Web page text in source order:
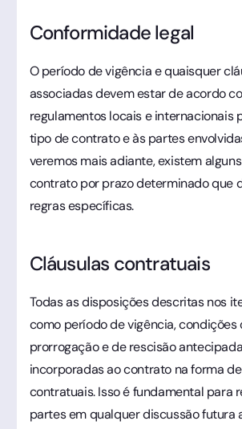
Conformidade legal
O período de vigência e quaisquer
associadas devem estar de acordo
regulamentos locais e internacionais
tipo de contrato e às partes
veremos mais adiante, existem
contrato por prazo determinado que
regras específicas.
Cláusulas contratuais
Todas as disposições descritas nos
como período de vigência, condições
prorrogação e de rescisão
incorporadas ao contrato na forma
contratuais. Isso é fundamental para
partes em qualquer discussão futura